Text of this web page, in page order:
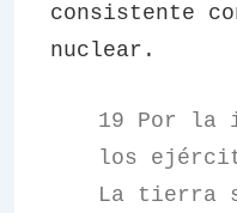
consistente
nuclear.
19 Por la
los
La tierra